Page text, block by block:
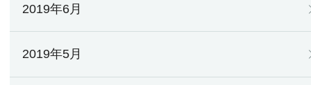
2019年6月
2019年5月